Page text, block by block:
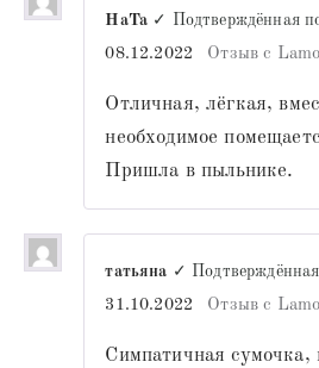
НаТа ✓ Подтверждённая
08.12.2022
Отзыв с
Отличная, лёгкая,
необходимое
Пришла в пыльнике.
татьяна ✓
31.10.2022
Отзыв с
Симпатичная сумочка,